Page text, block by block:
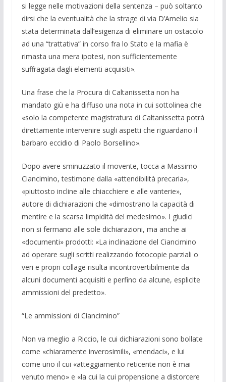
si legge nelle motivazioni della sentenza – può soltanto
dirsi che la even­tualità che la strage di via D’Amelio sia
stata determi­nata dall’esigenza di elimi­nare un ostacolo
ad una “trattativa” in corso fra lo Stato e la mafia è
rimasta una mera ipotesi, non sufficientemente
suffragata dagli elementi acquisiti».
Una frase che la Procura di Caltanisset­ta non ha
mandato giù e ha dif­fuso una nota in cui sottolinea che
«solo la compe­tente magistratura di Caltanisset­ta potrà
diret­tamente intervenire sugli aspetti che ri­guardano il
barbaro eccidio di Paolo Bor­sellino».
Dopo avere sminuzzato il movente, toc­ca a Massimo
Ciancimino, testimone dalla «attendibilità precaria»,
«piuttosto incline alle chiacchiere e alle vanterie»,
autore di dichiarazioni che «dimostrano la capacità di
mentire e la scarsa limpidi­tà del mede­simo». I giudici
non si ferma­no alle sole dichiarazioni, ma anche ai
«documenti» prodotti: «La inclinazione del Ciancimino
ad operare sugli scritti realizzando fotoco­pie parziali o
veri e propri collage risulta incontrovertibil­mente da
alcuni documen­ti acquisiti e perfino da alcune, esplicite
am­missioni del predetto».
“Le ammissioni di Ciancimino”
Non va meglio a Riccio, le cui dichiara­zioni sono bollate
come «chiara­mente in­verosimili», «mendaci», e lui
come uno il cui «atteggiamento reticente non è mai
venuto meno» e «la cui la cui pro­pensione a distorcere